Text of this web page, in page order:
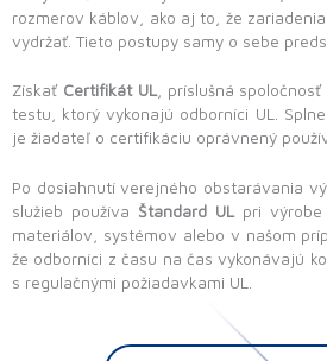
rozmerov káblov, ako aj to, že
vydržať. Tieto postupy samy o sebe
Získať Certifikát UL, príslušná
testu, ktorý vykonajú odborníci UL.
je žiadateľ o certifikáciu oprávnený
Po dosiahnutí verejného obstarávania
služieb používa Štandard ULpri výrobe
materiálov, systémov alebo v našom
že odborníci z času na čas vykonávajú
s regulačnými požiadavkami UL.